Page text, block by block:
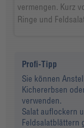
vermengen. Kurz
Ringe und
Profi-Tipp
Sie können
Kichererbsen
verwenden.
Salat auflockern
Feldsalatblättern